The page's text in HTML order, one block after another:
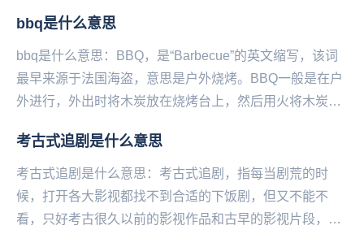
bbq是什么意思
bbq是什么意思：BBQ，是“Barbecue”的英文缩写，该词
最早来源于法国海盗，意思是户外烧烤。BBQ一般是在户
外进行，外出时将木炭放在烧烤台上，然后用火将木炭点
考古式追剧是什么意思
考古式追剧是什么意思：考古式追剧，指每当剧荒的时
候，打开各大影视都找不到合适的下饭剧，但又不能不
看，只好考古很久以前的影视作品和古早的影视片段，然